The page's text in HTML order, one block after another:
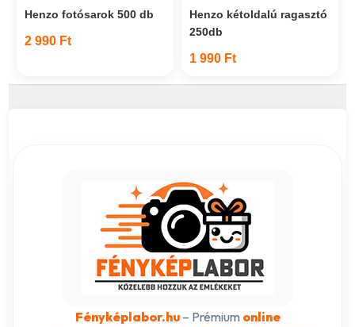
Henzo fotósarok 500 db
2 990 Ft
Henzo kétoldalú ragasztó
250db
1 990 Ft
Fényképlabor.hu– Prémium online